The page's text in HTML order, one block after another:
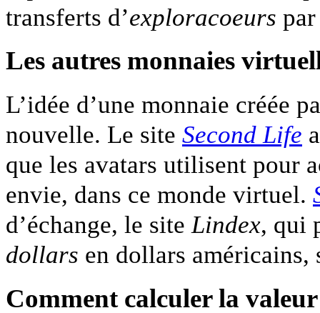
transferts d’exploracoeurs
Les autres monnaies
L’idée d’une monnaie créée
nouvelle. Le site Second Life
que les avatars utilisent pour
envie, dans ce monde virtuel.
d’échange, le siteLindex, qui
dollars en dollars
Comment calculer la